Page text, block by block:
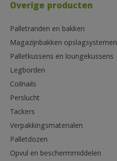
Overige producten
Palletranden en bakken
Magazijnbakken opslagsystemen
Palletkussens en loungekussens
Legborden
Coilnails
Perslucht
Tackers
Verpakkingsmaterialen
Palletdozen
Opvul en beschermmiddelen